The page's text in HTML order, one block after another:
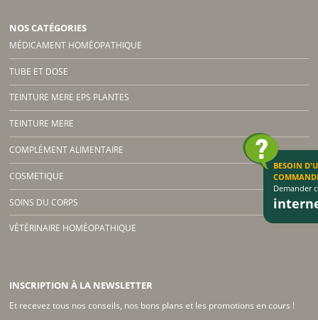
NOS CATÉGORIES
MÉDICAMENT HOMÉOPATHIQUE
TUBE ET DOSE
TEINTURE MERE EPS PLANTES
TEINTURE MERE
COMPLÉMENT ALIMENTAIRE
COSMETIQUE
SOINS DU CORPS
VÉTÉRINAIRE HOMÉOPATHIQUE
INSCRIPTION À LA NEWSLETTER
Et recevez tous nos conseils, nos bons plans et les promotions en cours !
BESOIN
Demander